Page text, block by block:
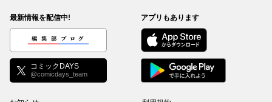
最新情報を配信中!
編集部ブログ
コミックDAYS
@comicdays_team
アプリもあります